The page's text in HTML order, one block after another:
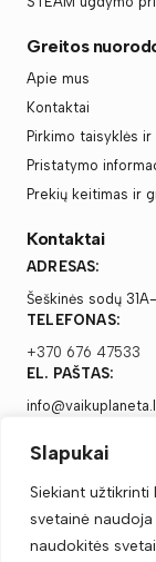
Slapukai
Siekiant užtikrinti
svetainė
naudokitės
Greitos
Apie mus
Kontaktai
Pirkimo taisyklės ir
Pristatymo
Prekių keitimas ir
Kontaktai
ADRESAS:
Šeškinės sodų
TELEFONAS:
+370 676 47533
EL. PAŠTAS:
Vaikų